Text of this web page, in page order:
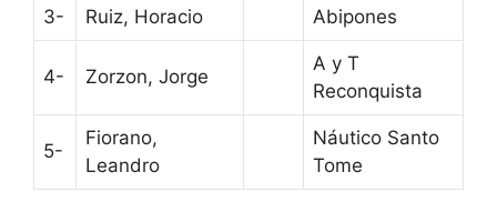
3- Ruiz, Horacio Abipones
4- Zorzon, Jorge
A y T
Reconquista
5-
Fiorano,
Leandro
Náutico Santo
Tome